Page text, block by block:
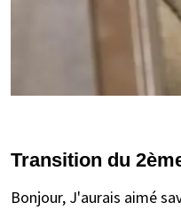
Transition du
Bonjour, J'aurais aimé